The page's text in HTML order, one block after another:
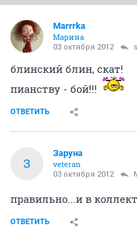
Marrrka
Марина
03 октября 2012
блинский блин, скат!
пианству - бой!!!
ОТВЕТИТЬ
З
Заруна
veteran
03 октября 2012
правильно...и в
ОТВЕТИТЬ